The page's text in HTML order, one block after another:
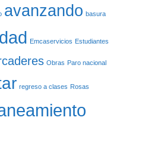
avanzando basura
Emcaservicios Estudiantes
Obras Paro nacional
regreso a clases Rosas